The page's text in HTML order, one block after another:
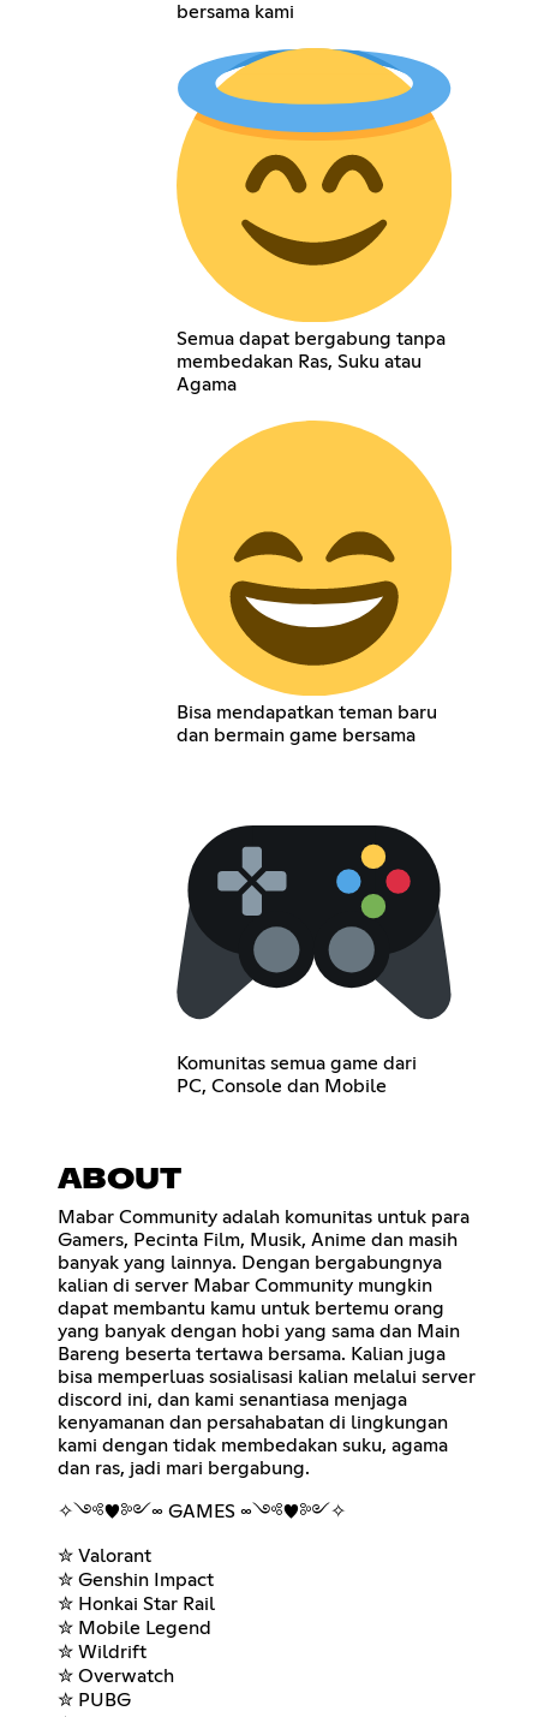
bersama kami
Semua dapat bergabung tanpa
membedakan Ras, Suku atau
Agama
Bisa mendapatkan teman baru
dan bermain game bersama
Komunitas semua game dari
PC, Console dan Mobile
ABOUT
Mabar Community adalah komunitas untuk para
Gamers, Pecinta Film, Musik, Anime dan masih
banyak yang lainnya. Dengan bergabungnya
kalian di server Mabar Community mungkin
dapat membantu kamu untuk bertemu orang
yang banyak dengan hobi yang sama dan Main
Bareng beserta tertawa bersama. Kalian juga
bisa memperluas sosialisasi kalian melalui server
discord ini, dan kami senantiasa menjaga
kenyamanan dan persahabatan di lingkungan
kami dengan tidak membedakan suku, agama
dan ras, jadi mari bergabung.
✧༺♥༻∞ GAMES ∞༺♥༻✧
✮ Valorant
✮ Genshin Impact
✮ Honkai Star Rail
✮ Mobile Legend
✮ Wildrift
✮ Overwatch
✮ PUBG